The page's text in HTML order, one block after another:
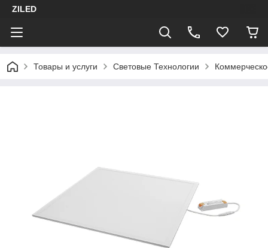
ZILED
Товары и услуги Световые Технологии